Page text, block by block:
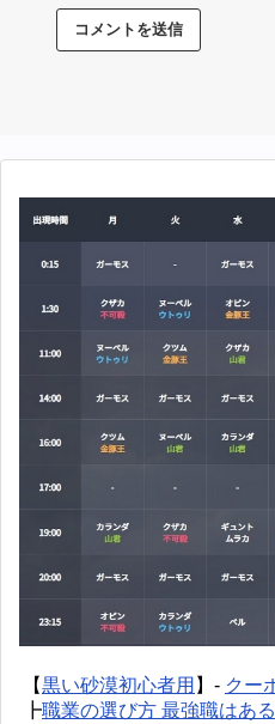
【黒い砂漠初心者用 】- クー
┣職業の選び方 最強職はあ